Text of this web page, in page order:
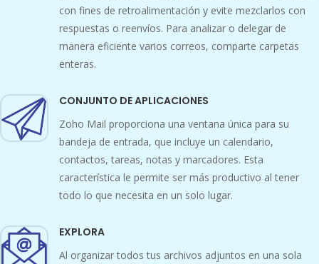
con fines de retroalimentación y evite mezclarlos con
respuestas o reenvíos. Para analizar o delegar de
manera eficiente varios correos, comparte carpetas
enteras.
CONJUNTO DE APLICACIONES
Zoho Mail proporciona una ventana única para su
bandeja de entrada, que incluye un calendario,
contactos, tareas, notas y marcadores. Esta
característica le permite ser más productivo al tener
todo lo que necesita en un solo lugar.
EXPLORA
Al organizar todos tus archivos adjuntos en una sola